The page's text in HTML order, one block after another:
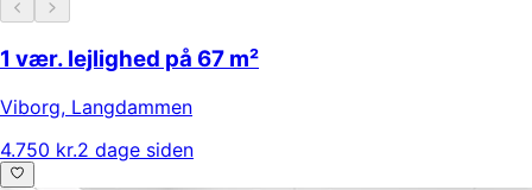
1 vær. lejlighed på 67 m²
Viborg, Langdammen
4.750 kr.2 dage siden